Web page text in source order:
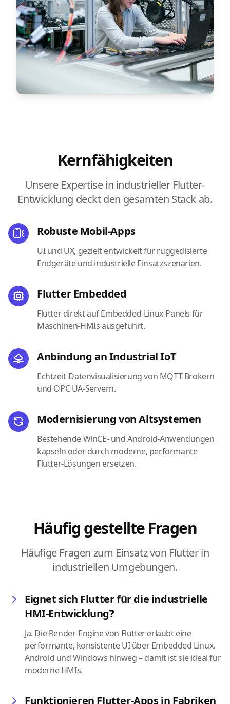
Kernfähigkeiten
Unsere Expertise in industrieller Flutter-
Entwicklung deckt den gesamten Stack ab.
Robuste Mobil-Apps
UI und UX, gezielt entwickelt für ruggedisierte
Endgeräte und industrielle Einsatzszenarien.
Flutter Embedded
Flutter direkt auf Embedded-Linux-Panels für
Maschinen-HMIs ausgeführt.
Anbindung an Industrial IoT
Echtzeit-Datenvisualisierung von MQTT-Brokern
und OPC UA-Servern.
Modernisierung von Altsystemen
Bestehende WinCE- und Android-Anwendungen
kapseln oder durch moderne, performante
Flutter-Lösungen ersetzen.
Häufig gestellte Fragen
Häufige Fragen zum Einsatz von Flutter in
industriellen Umgebungen.
Eignet sich Flutter für die industrielle
HMI-Entwicklung?
Ja. Die Render-Engine von Flutter erlaubt eine
performante, konsistente UI über Embedded Linux,
Android und Windows hinweg – damit ist sie ideal für
moderne HMIs.
Funktionieren Flutter-Apps in Fabriken